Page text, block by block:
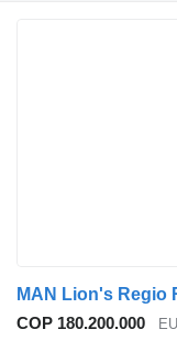
MAN Lion's Regio
COP 180.200.000